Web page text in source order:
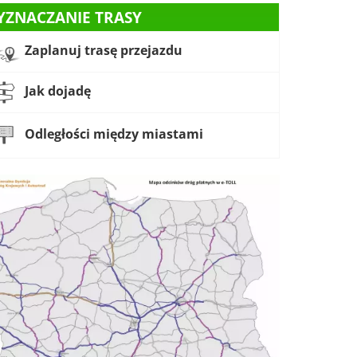
TRASY
Zaplanuj trasę przejazdu
Jak dojadę
Odległości między miastami